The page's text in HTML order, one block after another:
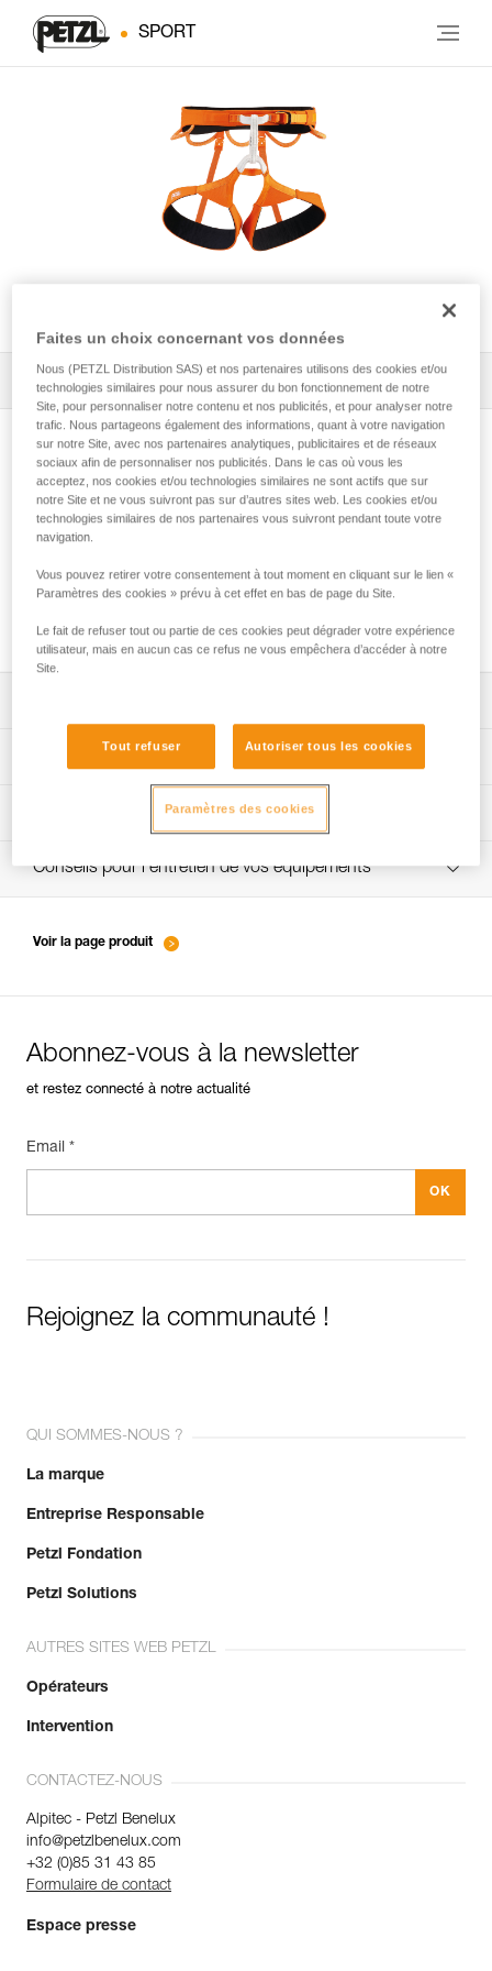
SPORT
Tous les conseils techniques 1
Anneau d’assurage et points d’encordement
: où placer ma longe, mon appareil
Technical Notice
Procédure de vérification EPI
verif-EPI-harnais-SPORT-procedure-FR
verif-EPI-Harnais-SPORT-suivi-FR
Conseils pour l'entretien de vos équipements
Voir la page produit
Abonnez-vous à la newsletter
et restez connecté à notre actualité
Email *
Rejoignez la communauté !
QUI SOMMES-NOUS ?
La marque
Entreprise Responsable
Petzl Fondation
Petzl Solutions
AUTRES SITES WEB PETZL
Opérateurs
Intervention
CONTACTEZ-NOUS
Alpitec - Petzl Benelux
info@petzlbenelux.com
+32 (0)85 31 43 85
Formulaire de contact
Espace presse
Faites un choix concernant vos données
Nous (PETZL Distribution SAS) et nos partenaires utilisons des cookies et/ou
technologies similaires pour nous assurer du bon fonctionnement de notre
Site, pour personnaliser notre contenu et nos publicités, et pour analyser notre
trafic. Nous partageons également des informations, quant à votre navigation
sur notre Site, avec nos partenaires analytiques, publicitaires et de réseaux
sociaux afin de personnaliser nos publicités. Dans le cas où vous les
acceptez, nos cookies et/ou technologies similaires ne sont actifs que sur
notre Site et ne vous suivront pas sur d’autres sites web. Les cookies et/ou
technologies similaires de nos partenaires vous suivront pendant toute votre
navigation.
Vous pouvez retirer votre consentement à tout moment en cliquant sur le lien «
Paramètres des cookies » prévu à cet effet en bas de page du Site.
Le fait de refuser tout ou partie de ces cookies peut dégrader votre expérience
utilisateur, mais en aucun cas ce refus ne vous empêchera d’accéder à notre
Site.
Tout refuser Autoriser tous les cookies
Paramètres des cookies